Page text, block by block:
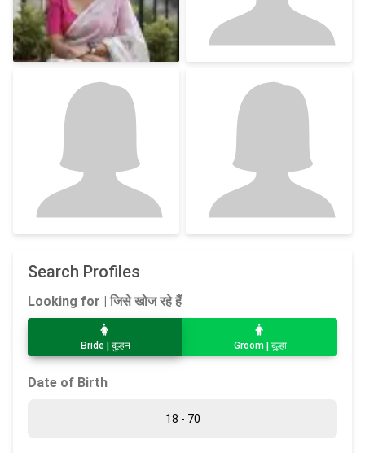
Search Profiles
Looking for | जिसे खोज रहे हैं
Bride | दुल्हन Groom | दूल्हा
Date of Birth